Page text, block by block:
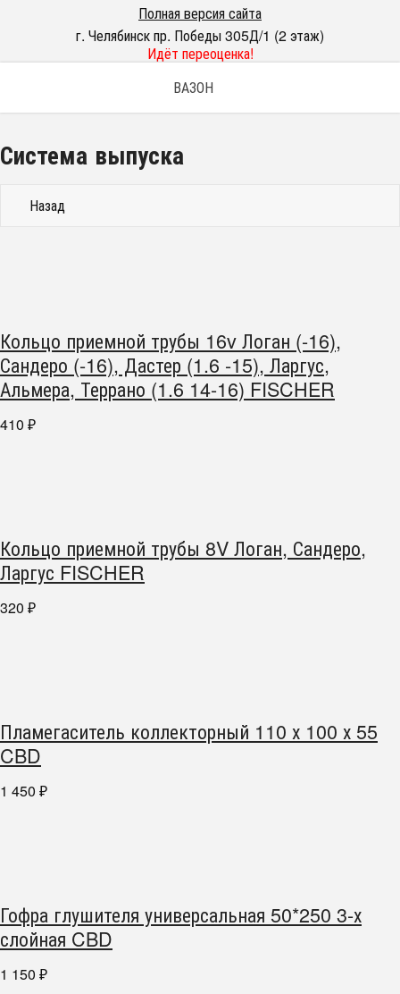
Полная версия сайта
г. Челябинск пр. Победы 305Д/1 (2 этаж)
Идёт переоценка!
ВАЗОН
Система выпуска
Назад
Кольцо приемной трубы 16v Логан (-16),
Сандеро (-16), Дастер (1.6 -15), Ларгус,
Альмера, Террано (1.6 14-16) FISCHER
410 ₽
Кольцо приемной трубы 8V Логан, Сандеро,
Ларгус FISCHER
320 ₽
Пламегаситель коллекторный 110 х 100 х 55
CBD
1 450 ₽
Гофра глушителя универсальная 50*250 3-х
слойная CBD
1 150 ₽